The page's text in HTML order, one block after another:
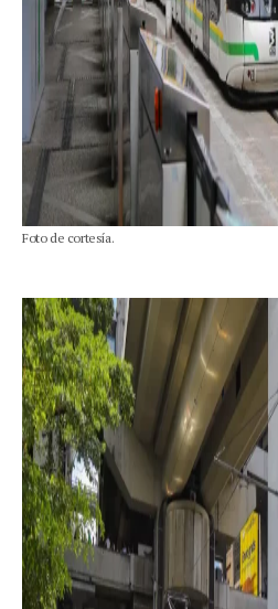
Foto de cortesía.